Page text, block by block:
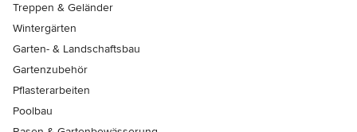
Treppen & Geländer
Wintergärten
Garten- & Landschaftsbau
Gartenzubehör
Pflasterarbeiten
Poolbau